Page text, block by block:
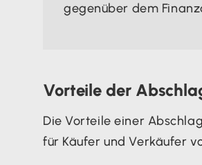
gegenüber dem
Vorteile der
Die Vorteile einer
für Käufer und Verkäufer